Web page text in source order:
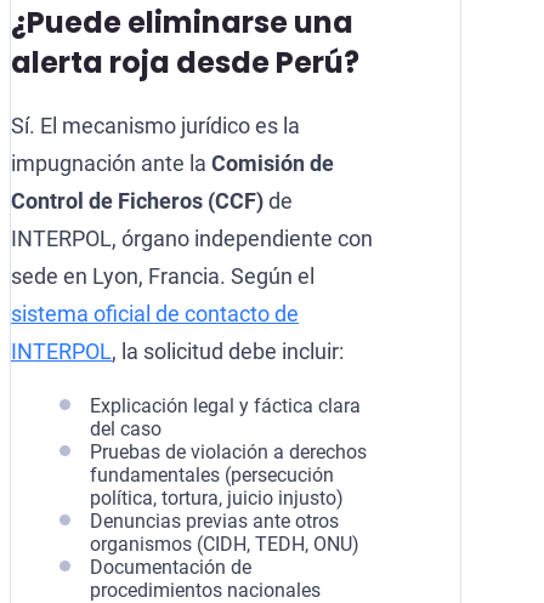
¿Puede eliminarse una
alerta roja desde Perú?
Sí. El mecanismo jurídico es la
impugnación ante la Comisión de
Control de Ficheros (CCF)de
INTERPOL, órgano independiente con
sede en Lyon, Francia. Según el
sistema oficial de contacto de
INTERPOL, la solicitud debe incluir:
Explicación legal y fáctica clara
del caso
Pruebas de violación a derechos
fundamentales (persecución
política, tortura, juicio injusto)
Denuncias previas ante otros
organismos (CIDH, TEDH, ONU)
Documentación de
procedimientos nacionales